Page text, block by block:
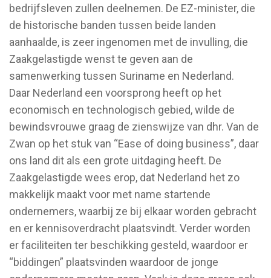
bedrijfsleven zullen deelnemen. De EZ-minister, die
de historische banden tussen beide landen
aanhaalde, is zeer ingenomen met de invulling, die
Zaakgelastigde wenst te geven aan de
samenwerking tussen Suriname en Nederland.
Daar Nederland een voorsprong heeft op het
economisch en technologisch gebied, wilde de
bewindsvrouwe graag de zienswijze van dhr. Van de
Zwan op het stuk van “Ease of doing business”, daar
ons land dit als een grote uitdaging heeft. De
Zaakgelastigde wees erop, dat Nederland het zo
makkelijk maakt voor met name startende
ondernemers, waarbij ze bij elkaar worden gebracht
en er kennisoverdracht plaatsvindt. Verder worden
er faciliteiten ter beschikking gesteld, waardoor er
“biddingen” plaatsvinden waardoor de jonge